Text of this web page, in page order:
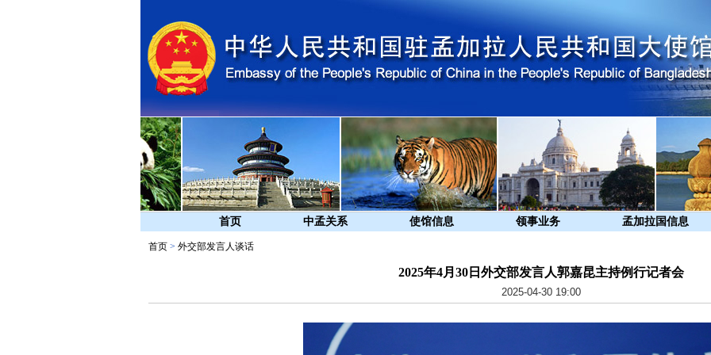
首页 中孟关系 使馆信息 领事业务 孟加拉国信息
首页> 外交部发言人谈话
2025年4月30日外交部发言人郭嘉昆主持例行记者会
2025-04-30 19:00